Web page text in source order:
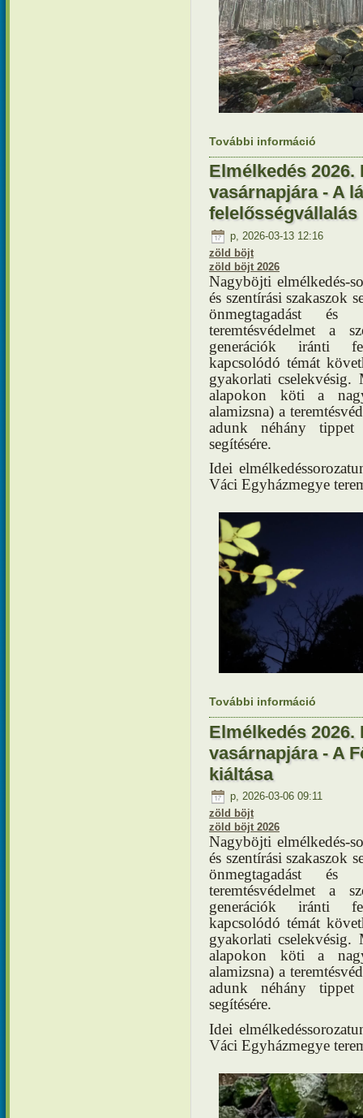
További információ
Elmélkedés 2026.
vasárnapjára - A
felelősségvállalás
p, 2026-03-13 12:16
zöld böjt
zöld böjt 2026
Nagyböjti elmélkedés-
és szentírási szakaszok
önmegtagadást
teremtésvédelmet a
generációk iránti
kapcsolódó témát
gyakorlati cselekvésig.
alapokon köti a
alamizsna) a
adunk néhány tippet
segítésére.
Idei
Váci Egyházmegye
További információ
Elmélkedés 2026.
vasárnapjára - A
kiáltása
p, 2026-03-06 09:11
zöld böjt
zöld böjt 2026
Nagyböjti elmélkedés-
és szentírási szakaszok
önmegtagadást
teremtésvédelmet a
generációk iránti
kapcsolódó témát
gyakorlati cselekvésig.
alapokon köti a
alamizsna) a
adunk néhány tippet
segítésére.
Idei
Váci Egyházmegye